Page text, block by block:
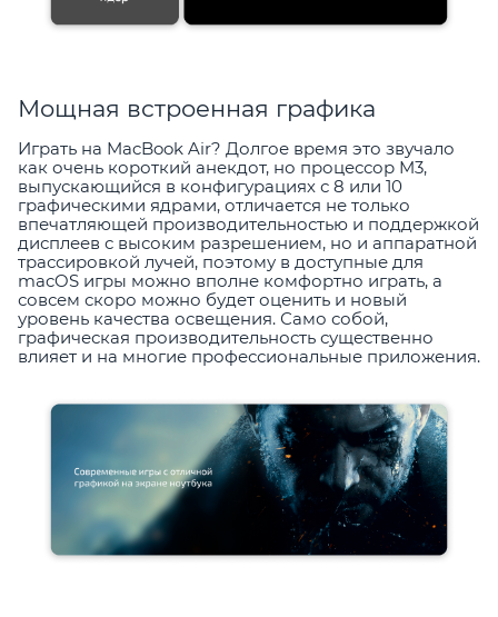
Мощная встроенная графика
Играть на MacBook Air? Долгое время это звучало
как очень короткий анекдот, но процессор M3,
выпускающийся в конфигурациях с 8 или 10
графическими ядрами, отличается не только
впечатляющей производительностью и поддержкой
дисплеев с высоким разрешением, но и аппаратной
трассировкой лучей, поэтому в доступные для
macOS игры можно вполне комфортно играть, а
совсем скоро можно будет оценить и новый
уровень качества освещения. Само собой,
графическая производительность существенно
влияет и на многие профессиональные приложения.